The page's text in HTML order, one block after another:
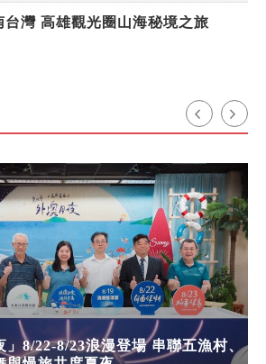
台灣 高雄觀光圈山海秘境之旅
」8/22-8/23浪漫登場 串聯五漁村、